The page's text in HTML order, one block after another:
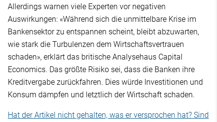
Allerdings warnen viele Experten vor negativen
Auswirkungen: «Während sich die unmittelbare Krise im
Bankensektor zu entspannen scheint, bleibt abzuwarten,
wie stark die Turbulenzen dem Wirtschaftsvertrauen
schaden», erklärt das britische Analysehaus Capital
Economics. Das größte Risiko sei, dass die Banken ihre
Kreditvergabe zurückfahren. Dies würde Investitionen und
Konsum dämpfen und letztlich der Wirtschaft schaden.
Hat der Artikel nicht gehalten, was er versprochen hat? Sind